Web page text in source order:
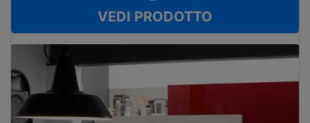
VEDI PRODOTTO